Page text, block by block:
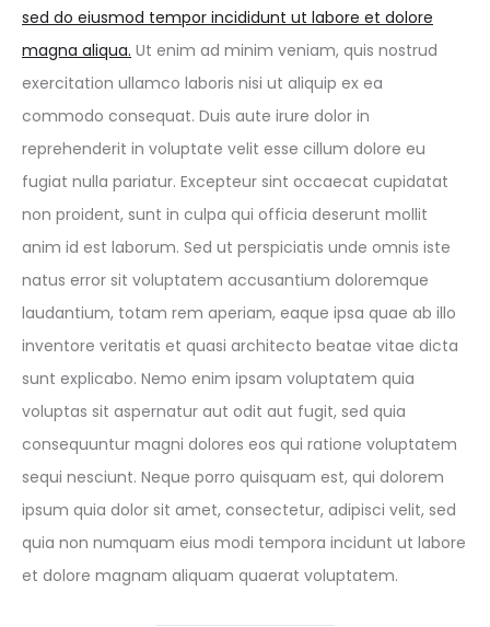
sed do eiusmod tempor incididunt ut labore et dolore
magna aliqua. Ut enim ad minim veniam, quis nostrud
exercitation ullamco laboris nisi ut aliquip ex ea
commodo consequat. Duis aute irure dolor in
reprehenderit in voluptate velit esse cillum dolore eu
fugiat nulla pariatur. Excepteur sint occaecat cupidatat
non proident, sunt in culpa qui officia deserunt mollit
anim id est laborum. Sed ut perspiciatis unde omnis iste
natus error sit voluptatem accusantium doloremque
laudantium, totam rem aperiam, eaque ipsa quae ab illo
inventore veritatis et quasi architecto beatae vitae dicta
sunt explicabo. Nemo enim ipsam voluptatem quia
voluptas sit aspernatur aut odit aut fugit, sed quia
consequuntur magni dolores eos qui ratione voluptatem
sequi nesciunt. Neque porro quisquam est, qui dolorem
ipsum quia dolor sit amet, consectetur, adipisci velit, sed
quia non numquam eius modi tempora incidunt ut labore
et dolore magnam aliquam quaerat voluptatem.